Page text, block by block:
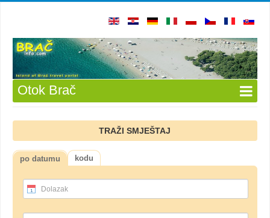
Otok Brač
TRAŽI SMJEŠTAJ
po datumu kodu
Dolazak